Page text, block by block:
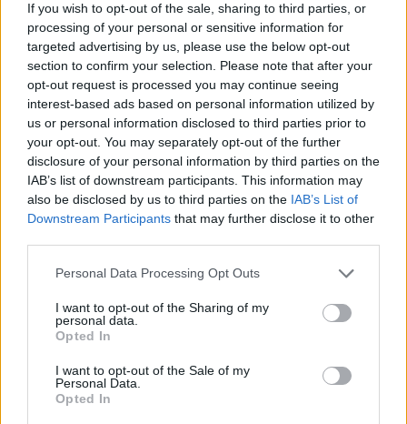
If you wish to opt-out of the sale, sharing to third parties, or
processing of your personal or sensitive information for
targeted advertising by us, please use the below opt-out
section to confirm your selection. Please note that after your
opt-out request is processed you may continue seeing
interest-based ads based on personal information utilized by
us or personal information disclosed to third parties prior to
your opt-out. You may separately opt-out of the further
disclosure of your personal information by third parties on the
IAB’s list of downstream participants. This information may
also be disclosed by us to third parties on the IAB’s List of
Downstream Participants that may further disclose it to other
Personal Data Processing Opt Outs
I want to opt-out of the Sharing of my
personal data.
Opted In
I want to opt-out of the Sale of my
Personal Data.
Opted In
Dire «merci» pour cette traduction Corriger une erreur